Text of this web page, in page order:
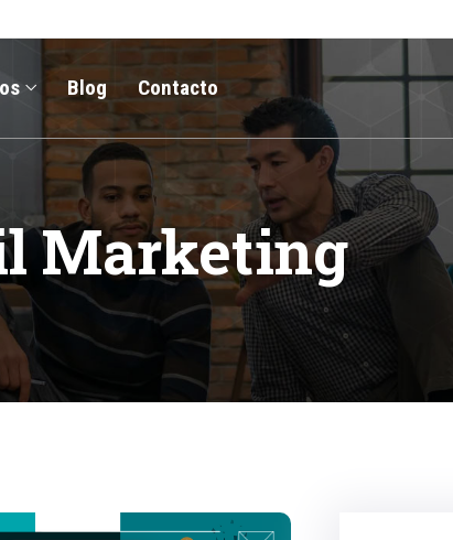
Blog Contacto
Marketing